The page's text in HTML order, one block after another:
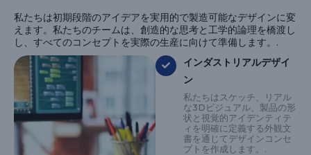
私たちは初期段階のアイデアを実用的で製造可能なデザインに変
えます。私たちのチームは、創造的な思考と工学的論理を橋渡し
し、すべてのコンセプトを実際の生産に向けて準備します。.
インダストリアルデザイ
ン
私たちはスケッチ、リアル
な3Dビジュアル、製品の形
状と視覚的アイデンティテ
ィを明確に定義する外観文
書を通じてデザインコンセ
プトを作成します。.